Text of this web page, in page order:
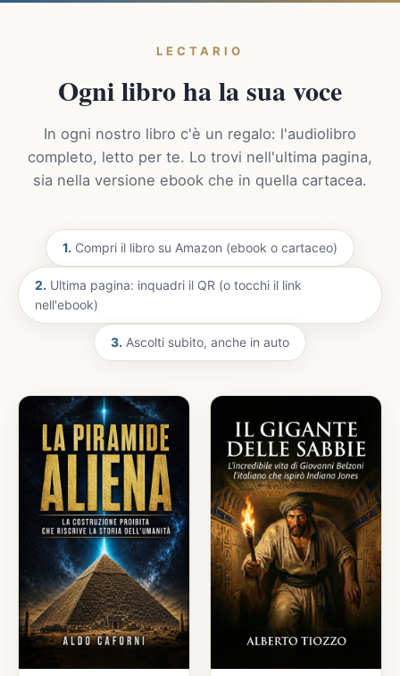
LECTARIO
Ogni libro ha la sua voce
In ogni nostro libro c'è un regalo: l'audiolibro
completo, letto per te. Lo trovi nell'ultima pagina,
sia nella versione ebook che in quella cartacea.
1. Compri il libro su Amazon (ebook o cartaceo)
2. Ultima pagina: inquadri il QR (o tocchi il link
nell'ebook)
3. Ascolti subito, anche in auto